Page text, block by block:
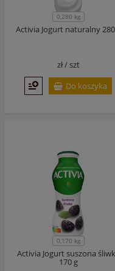
0,280 kg
Activia Jogurt naturalny
zł /szt
Do koszyka
0,170 kg
Activia Jogurt suszona
170 g